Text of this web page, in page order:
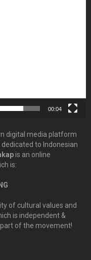
00:04
digital media platform
to Indonesian
is an online
is:
of cultural values and
is independent &
of the movement!